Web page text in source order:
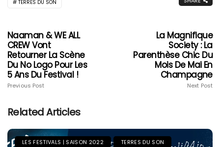
TERRES DU SON
Naaman & WE ALL
CREW Vont
Retourner La Scène
Du No Logo Pour Les
5 Ans Du Festival !
Previous Post
La Magnifique
Society : La
Parenthèse Chic Du
Mois De Mai En
Champagne
Next Post
Related Articles
LES FESTIVALS | SAISON 2022 TERRES DU SON